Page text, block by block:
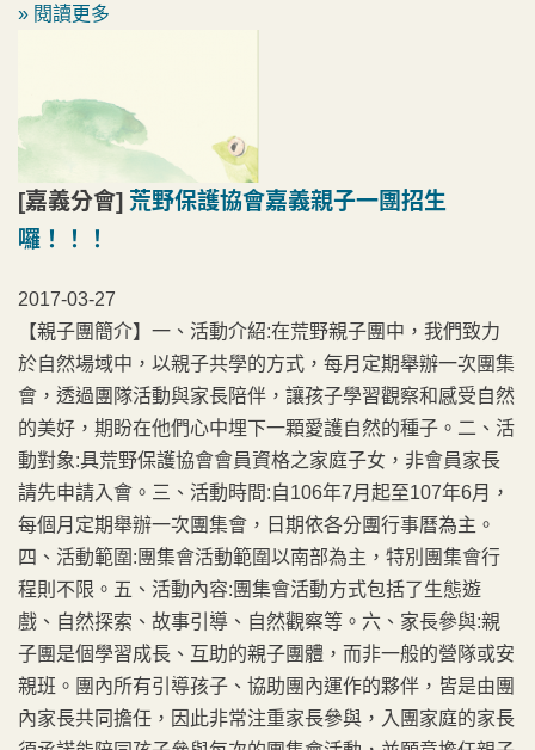
» 閱讀更多
[嘉義分會] 荒野保護協會嘉義親子一團招生
囉！！！
2017-03-27
【親子團簡介】一、活動介紹:在荒野親子團中，我們致力
於自然場域中，以親子共學的方式，每月定期舉辦一次團集
會，透過團隊活動與家長陪伴，讓孩子學習觀察和感受自然
的美好，期盼在他們心中埋下一顆愛護自然的種子。二、活
動對象:具荒野保護協會會員資格之家庭子女，非會員家長
請先申請入會。三、活動時間:自106年7月起至107年6月，
每個月定期舉辦一次團集會，日期依各分團行事曆為主。
四、活動範圍:團集會活動範圍以南部為主，特別團集會行
程則不限。五、活動內容:團集會活動方式包括了生態遊
戲、自然探索、故事引導、自然觀察等。六、家長參與:親
子團是個學習成長、互助的親子團體，而非一般的營隊或安
親班。團內所有引導孩子、協助團內運作的夥伴，皆是由團
內家長共同擔任，因此非常注重家長參與，入團家庭的家長